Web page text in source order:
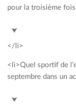
pour la troisième
<span style= »color:
⮟
</li>
<li>Quel sportif de
septembre dans un
<span style= »color:
⮟